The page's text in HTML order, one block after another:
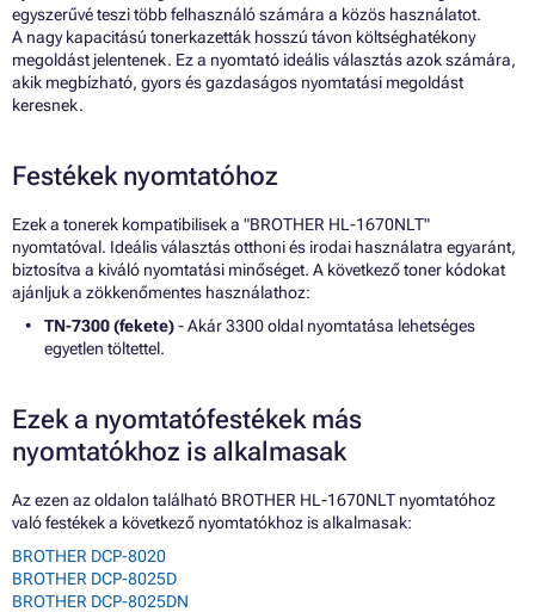
egyszerűvé teszi több felhasználó számára a közös használatot.
A nagy kapacitású tonerkazetták hosszú távon költséghatékony
megoldást jelentenek. Ez a nyomtató ideális választás azok számára,
akik megbízható, gyors és gazdaságos nyomtatási megoldást
keresnek.
Festékek nyomtatóhoz
Ezek a tonerek kompatibilisek a "BROTHER HL-1670NLT"
nyomtatóval. Ideális választás otthoni és irodai használatra egyaránt,
biztosítva a kiváló nyomtatási minőséget. A következő toner kódokat
ajánljuk a zökkenőmentes használathoz:
TN-7300 (fekete)- Akár 3300 oldal nyomtatása lehetséges
egyetlen töltettel.
Ezek a nyomtatófestékek más
nyomtatókhoz is alkalmasak
Az ezen az oldalon található BROTHER HL-1670NLT nyomtatóhoz
való festékek a következő nyomtatókhoz is alkalmasak:
BROTHER DCP-8020
BROTHER DCP-8025D
BROTHER DCP-8025DN